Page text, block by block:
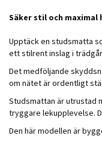
Säker stil och
Upptäck en studsmatta
ett stilrent inslag i
Det medföljande
om nätet är ordentligt
Studsmattan är utrustad
tryggare lekupplevelse.
Den här modellen är